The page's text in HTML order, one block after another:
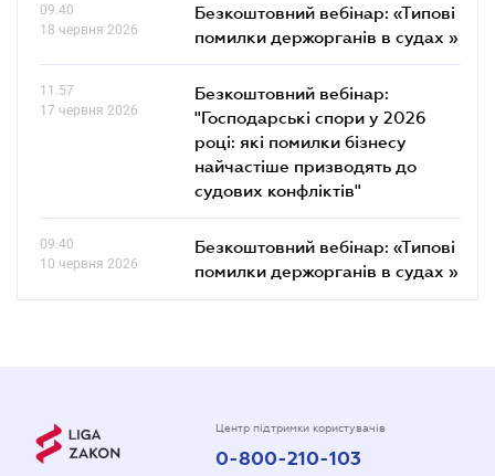
09.40
18 червня 2026
Безкоштовний вебінар: «Типові
помилки держорганів в судах »
11.57
17 червня 2026
Безкоштовний вебінар:
"Господарські спори у 2026
році: які помилки бізнесу
найчастіше призводять до
судових конфліктів"
09.40
10 червня 2026
Безкоштовний вебінар: «Типові
помилки держорганів в судах »
Центр підтримки користувачів
0-800-210-103